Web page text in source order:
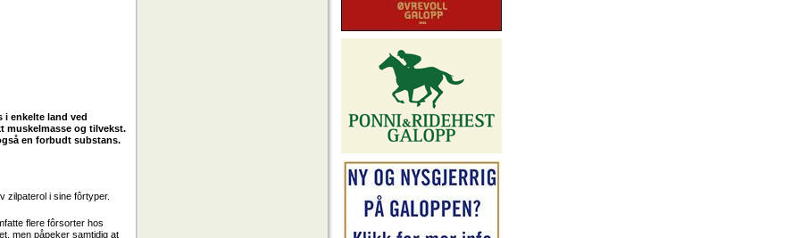
i enkelte land ved
muskelmasse og tilvekst.
en forbudt substans.
zilpaterol i sine fôrtyper.
flere fôrsorter hos
men påpeker samtidig at